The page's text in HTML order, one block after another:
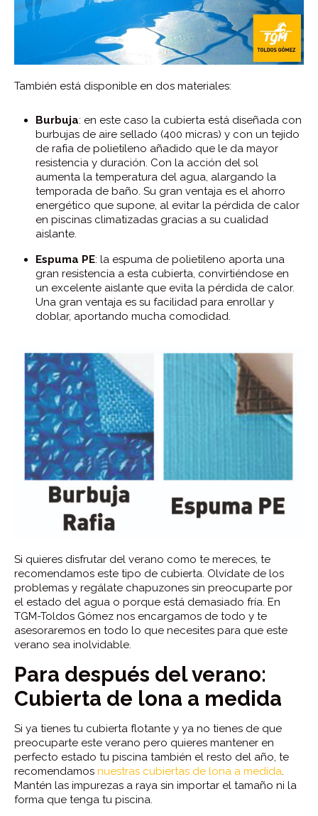
También está disponible en dos materiales:
Burbuja: en este caso la cubierta está diseñada con
burbujas de aire sellado (400 micras) y con un tejido
de rafia de polietileno añadido que le da mayor
resistencia y duración. Con la acción del sol
aumenta la temperatura del agua, alargando la
temporada de baño. Su gran ventaja es el ahorro
energético que supone, al evitar la pérdida de calor
en piscinas climatizadas gracias a su cualidad
aislante.
Espuma PE: la espuma de polietileno aporta una
gran resistencia a esta cubierta, convirtiéndose en
un excelente aislante que evita la pérdida de calor.
Una gran ventaja es su facilidad para enrollar y
doblar, aportando mucha comodidad.
Si quieres disfrutar del verano como te mereces, te
recomendamos este tipo de cubierta. Olvídate de los
problemas y regálate chapuzones sin preocuparte por
el estado del agua o porque está demasiado fría. En
TGM-Toldos Gómez nos encargamos de todo y te
asesoraremos en todo lo que necesites para que este
verano sea inolvidable.
Para después del verano:
Cubierta de lona a medida
Si ya tienes tu cubierta flotante y ya no tienes de que
preocuparte este verano pero quieres mantener en
perfecto estado tu piscina también el resto del año, te
recomendamos nuestras cubiertas de lona a medida.
Mantén las impurezas a raya sin importar el tamaño ni la
forma que tenga tu piscina.